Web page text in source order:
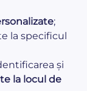
;
la specificul
și
la locul de